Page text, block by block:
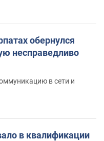
обернулся
несправедливо
в сети и
в квалификации